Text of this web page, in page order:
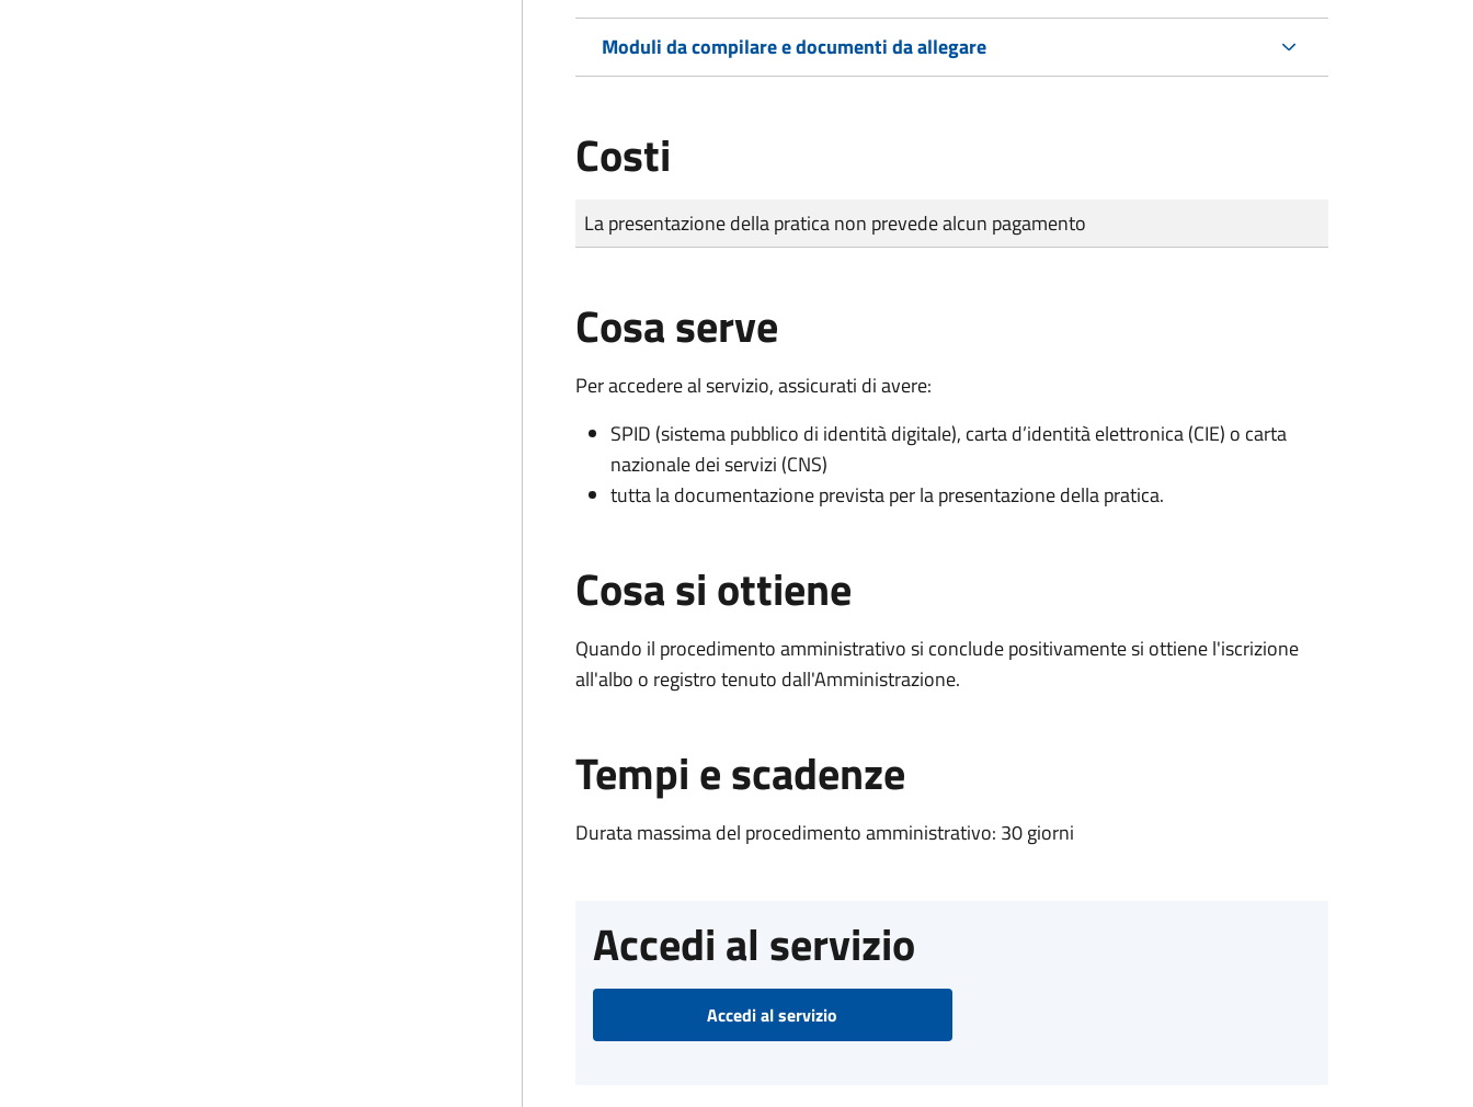
Moduli da compilare e documenti da allegare
Costi
Tipo di pagamento
Importo
La presentazione della pratica non prevede alcun pagamento
Cosa serve
Per accedere al servizio, assicurati di avere:
SPID (sistema pubblico di identità digitale), carta d’identità elettronica (CIE) o carta
nazionale dei servizi (CNS)
tutta la documentazione prevista per la presentazione della pratica.
Cosa si ottiene
Quando il procedimento amministrativo si conclude positivamente si ottiene l'iscrizione
all'albo o registro tenuto dall'Amministrazione.
Tempi e scadenze
Durata massima del procedimento amministrativo: 30 giorni
Accedi al servizio
Accedi al servizio